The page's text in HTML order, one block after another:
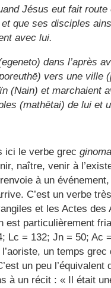
Jésus eut fait
que ses disciples
avec lui.
dans l’après
vers une ville
(Nain) et marchaient
(mathētai) de lui et
ici le verbe grec
naître, venir à
à un
C’est un verbe
et les Actes des
est particulièrement
Lc = 132; Jn = 50; Ac
un temps grec
un peu l’équivalent
à un récit : « Il était